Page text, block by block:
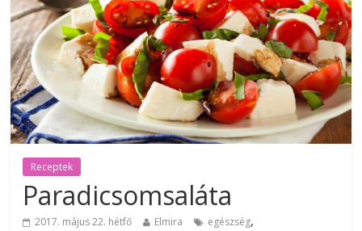
Receptek
Paradicsomsaláta
2017. május 22. hétfő Elmira egészség,